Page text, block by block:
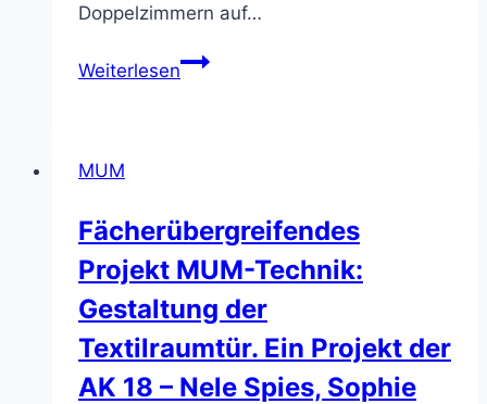
Doppelzimmern auf…
WeiterlesenBesuch
MUM
Fächerübergreifendes
Projekt MUM-Technik:
Gestaltung der
Textilraumtür. Ein Projekt der
AK 18 – Nele Spies, Sophie